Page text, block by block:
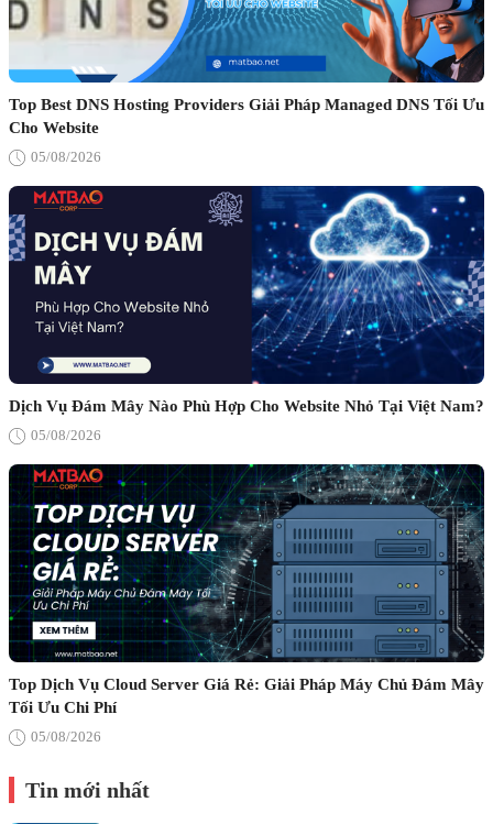
Top Best DNS Hosting Providers Giải Pháp Managed DNS Tối Ưu
Cho Website
05/08/2026
Dịch Vụ Đám Mây Nào Phù Hợp Cho Website Nhỏ Tại Việt Nam?
05/08/2026
Top Dịch Vụ Cloud Server Giá Rẻ: Giải Pháp Máy Chủ Đám Mây
Tối Ưu Chi Phí
05/08/2026
Tin mới nhất